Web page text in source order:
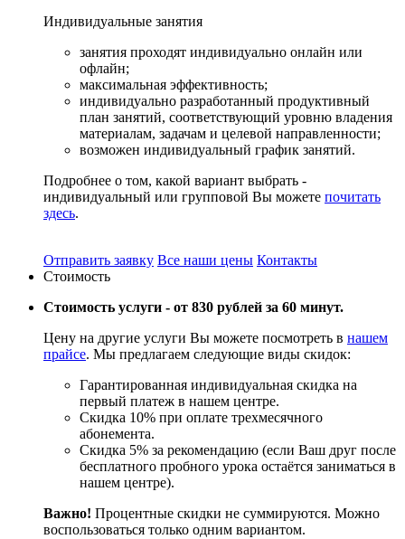
Индивидуальные занятия
занятия проходят индивидуально онлайн или
офлайн;
максимальная эффективность;
индивидуально разработанный продуктивный
план занятий, соответствующий уровню владения
материалам, задачам и целевой направленности;
возможен индивидуальный график занятий.
Подробнее о том, какой вариант выбрать -
индивидуальный или групповой Вы можете почитать
здесь.
Отправить заявку Все наши цены Контакты
Стоимость
Стоимость услуги - от 830 рублей за 60 минут.
Цену на другие услуги Вы можете посмотреть в нашем
прайсе. Мы предлагаем следующие виды скидок:
Гарантированная индивидуальная скидка на
первый платеж в нашем центре.
Скидка 10% при оплате трехмесячного
абонемента.
Скидка 5% за рекомендацию (если Ваш друг после
бесплатного пробного урока остаётся заниматься в
нашем центре).
Важно! Процентные скидки не суммируются. Можно
воспользоваться только одним вариантом.